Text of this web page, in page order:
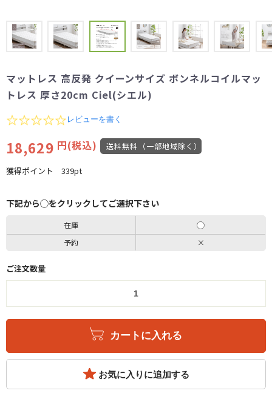
マットレス 高反発 クイーンサイズ ボンネルコイルマッ
トレス 厚さ20cm Ciel(シエル)
0.0
rating
レビューを書く
18,629 円(税込) 送料無料（一部地域除く）
獲得ポイント 339pt
下記から◯をクリックしてご選択下さい
在庫
予約
×
ご注文数量
カートに入れる
お気に入りに追加する